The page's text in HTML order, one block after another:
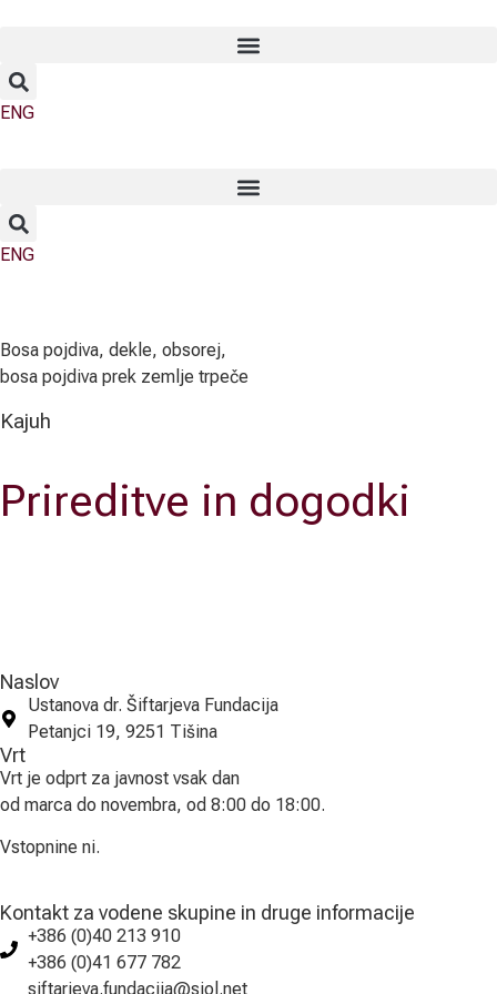
ENG
ENG
Bosa pojdiva, dekle, obsorej,
bosa pojdiva prek zemlje trpeče
Kajuh
Prireditve in dogodki
Naslov
Ustanova dr. Šiftarjeva Fundacija
Petanjci 19, 9251 Tišina
Vrt
Vrt je odprt za javnost vsak dan
od marca do novembra, od 8:00 do 18:00.
Vstopnine ni.
Kontakt za vodene skupine in druge informacije
+386 (0)40 213 910
+386 (0)41 677 782
siftarjeva.fundacija@siol.net